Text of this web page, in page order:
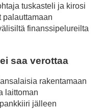
tuskasteli ja kirosi
palauttamaan
finanssipelureilta
saa verottaa
rakentamaan
laittoman
jälleen